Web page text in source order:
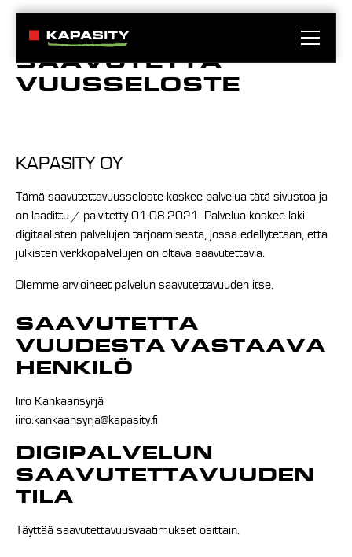
SAAVUTETTA
VUUSSELOSTE
KAPASITY OY
Tämä saavutettavuusseloste koskee palvelua tätä sivustoa ja
on laadittu / päivitetty 01.08.2021. Palvelua koskee laki
digitaalisten palvelujen tarjoamisesta, jossa edellytetään, että
julkisten verkkopalvelujen on oltava saavutettavia.
Olemme arvioineet palvelun saavutettavuuden itse.
SAAVUTETTA
VUUDESTA VASTAAVA
HENKILÖ
Iiro Kankaansyrjä
iiro.kankaansyrja@kapasity.fi
DIGIPALVELUN
SAAVUTETTAVUUDEN
TILA
Täyttää saavutettavuusvaatimukset osittain.